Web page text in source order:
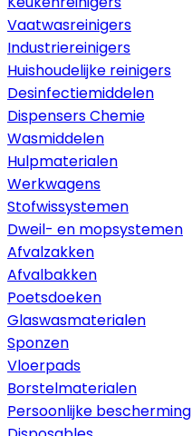
Vaatwasreinigers
Industriereinigers
Huishoudelijke reinigers
Desinfectiemiddelen
Dispensers Chemie
Wasmiddelen
Hulpmaterialen
Werkwagens
Stofwissystemen
Dweil- en mopsystemen
Afvalzakken
Afvalbakken
Poetsdoeken
Glaswasmaterialen
Sponzen
Vloerpads
Borstelmaterialen
Persoonlijke bescherming